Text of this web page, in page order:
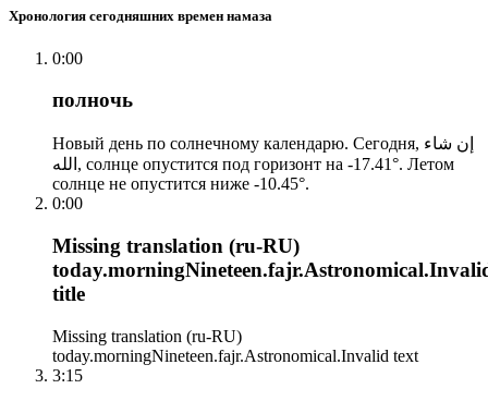
Хронология сегодняшних времен намаза
0:00
полночь
Новый день по солнечному календарю. Сегодня, إن شاء
الله, солнце опустится под горизонт на -17.41°. Летом
солнце не опустится ниже -10.45°.
0:00
Missing translation (ru-RU)
title
Missing translation (ru-RU)
today.morningNineteen.fajr.Astronomical.Invalid text
3:15